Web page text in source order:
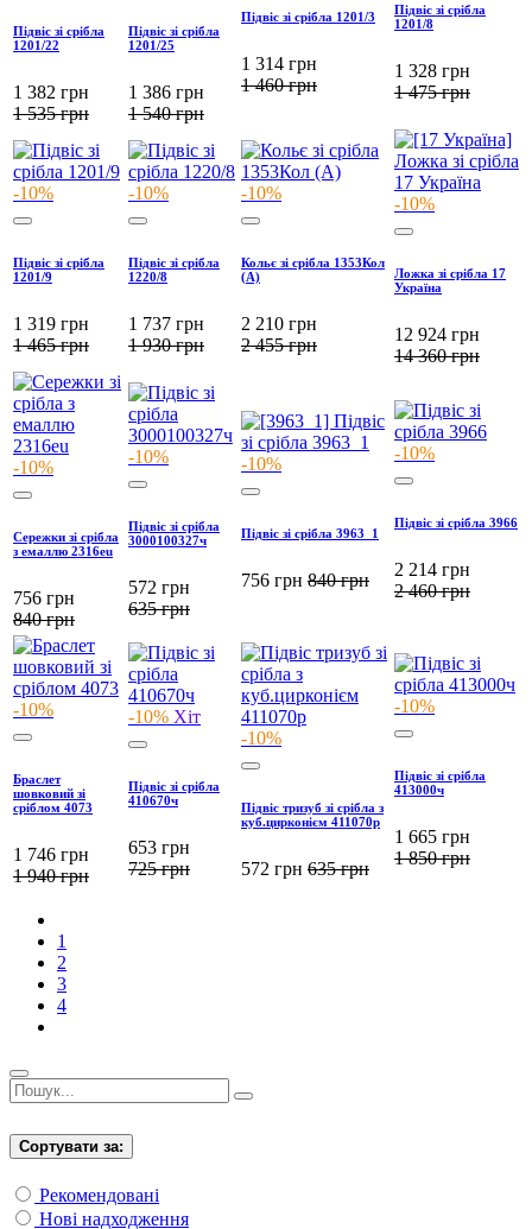
Підвіс зі срібла
1201/22
1 382 грн
1 535грн
Підвіс зі срібла
1201/25
1 386 грн
1 540грн
Підвіс зі срібла 1201/3
1 314 грн
1 460грн
Підвіс зі срібла
1201/8
1 328 грн
1 475грн
-10%
Підвіс зі срібла
1201/9
1 319 грн
1 465грн
-10%
Підвіс зі срібла
1220/8
1 737 грн
1 930грн
-10%
Кольє зі срібла 1353Кол
(А)
2 210 грн
2 455грн
-10%
Ложка зі срібла 17
Україна
12 924 грн
14 360грн
-10%
Сережки зі срібла
з емаллю 2316eu
756 грн
840грн
-10%
Підвіс зі срібла
3000100327ч
572 грн
635грн
-10%
Підвіс зі срібла 3963_1
756 грн 840грн
-10%
Підвіс зі срібла 3966
2 214 грн
2 460грн
-10%
Браслет
шовковий зі
сріблом 4073
1 746 грн
1 940грн
-10% Хіт
Підвіс зі срібла
410670ч
653 грн
725грн
-10%
Підвіс тризуб зі срібла з
куб.цирконієм 411070р
572 грн 635грн
-10%
Підвіс зі срібла
413000ч
1 665 грн
1 850грн
1
2
3
4
Сортувати за:
Рекомендовані
Нові надходження